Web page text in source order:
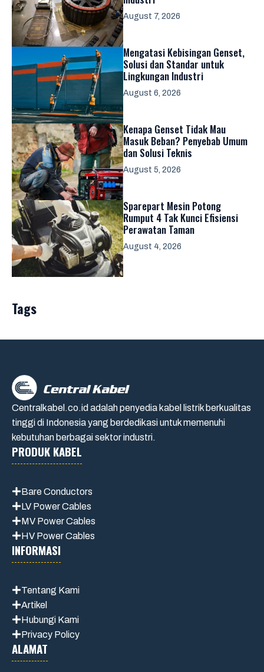
August 7, 2026
Mengatasi Kebisingan Genset,
Solusi dan Standar untuk
Lingkungan Industri
August 6, 2026
Kenapa Genset Tidak Mau
Masuk Beban? Penyebab Umum
dan Solusi Teknis
August 5, 2026
Sparepart Mesin Potong
Rumput 4 Tak Kunci Efisiensi
Perawatan Taman
August 4, 2026
Tags
Centralkabel.co.id adalah penyedia kabel listrik berkualitas
tinggi di Indonesia yang berdedikasi untuk memenuhi
kebutuhan berbagai sektor industri.
PRODUK KABEL
Bare Conductors
LV Power Cables
MV Power Cables
HV Power Cables
INFORMASI
Tentang Kami
Artikel
Hubungi Kami
Privacy Policy
ALAMAT